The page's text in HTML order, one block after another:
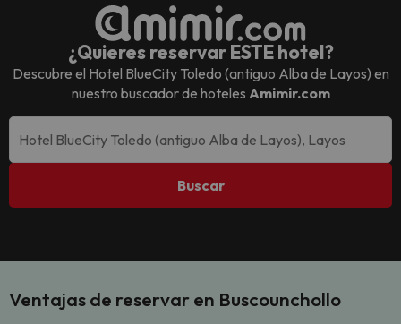
¿Quieres reservar ESTE hotel?
Descubre el Hotel BlueCity Toledo (antiguo Alba de Layos) en
nuestro buscador de hoteles Amimir.com
Buscar
Ventajas de reservar en Buscounchollo